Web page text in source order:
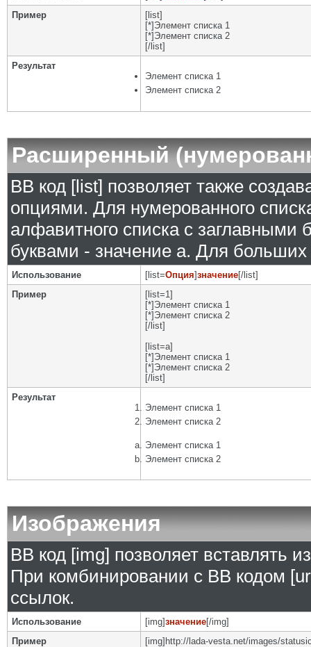
Пример
[list]
[*]Элемент списка 1
[*]Элемент списка 2
[/list]
Результат
Элемент списка 1
Элемент списка 2
Расширенный
BB код [list] позволяет также
опциями. Для нумерованного
алфавитного списка с
буквами - значение а. Для
Использование [list=Опция]значение[/list]
Пример
[list=1]
[*]Элемент списка 1
[*]Элемент списка 2
[/list]
[list=a]
[*]Элемент списка 1
[*]Элемент списка 2
[/list]
Результат
Элемент списка 1
Элемент списка 2
Элемент списка 1
Элемент списка 2
Изображения
BB код [img] позволяет вставлять
При комбинировании с BB кодом
ссылок.
Использование [img]значение[/img]
Пример
[img]http://lada-vesta.net/images/